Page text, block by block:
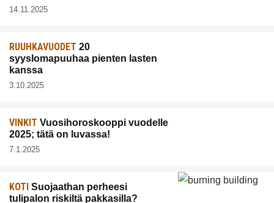
14.11.2025
RUUHKAVUODET 20
syyslomapuuhaa pienten lasten
kanssa
3.10.2025
VINKIT Vuosihoroskooppi vuodelle
2025; tätä on luvassa!
7.1.2025
KOTI Suojaathan perheesi
tulipalon riskiltä pakkasilla?